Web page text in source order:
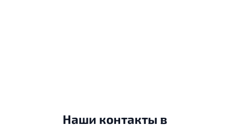
Наши контакты в